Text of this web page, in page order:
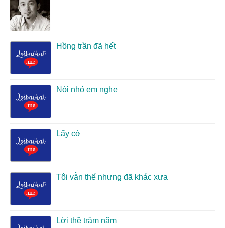
Hồng trần đã hết
Nói nhỏ em nghe
Lấy cớ
Tôi vẫn thế nhưng đã khác xưa
Lời thề trăm năm